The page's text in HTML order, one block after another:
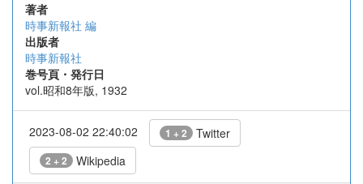
著者
時事新報社 編
出版者
時事新報社
巻号頁・発行日
vol.昭和8年版, 1932
2023-08-02 22:40:02 1 + 2 Twitter
2 + 2 Wikipedia